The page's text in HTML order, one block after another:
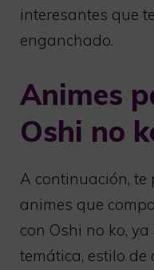
interesantes que
enganchado.
Animes
Oshi no
A continuación,
animes que
con Oshi no ko,
temática, estilo